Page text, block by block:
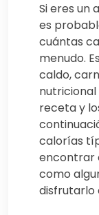
Si eres un
es
cuántas
menudo.
caldo,
nutricional
receta y
calorías
encontrar
como
disfrutarlo